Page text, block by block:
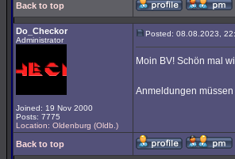
Back to top
Do_Checkor
Administrator
Joined: 19 Nov 2000
Posts: 7775
Location: Oldenburg (Oldb.)
Posted: 08.08.2023,
Moin BV! Schön mal
Anmeldungen
Back to top